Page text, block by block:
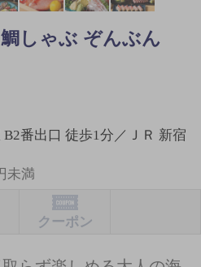
しゃぶ ぞんぶん
番出口 徒歩1分／ＪＲ 新宿
未満
クーポン